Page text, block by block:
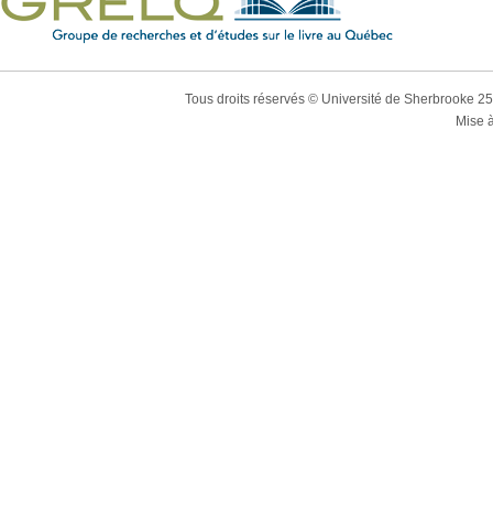
Tous droits réservés © Université de Sherbrooke
Mise